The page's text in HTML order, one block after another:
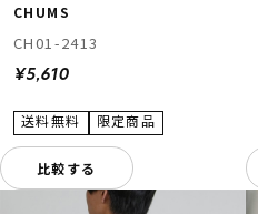
CHUMS
CH01-2413
¥5,610
比較する